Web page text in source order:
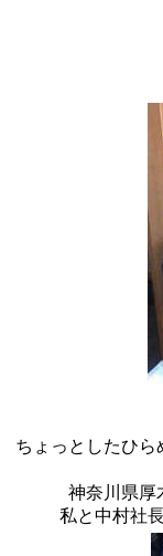
ちょっとしたひ
神奈川県厚
私と中村社